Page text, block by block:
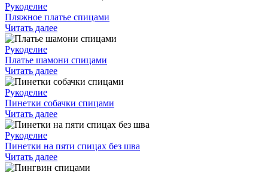
Рукоделие
Пляжное платье спицами
Читать далее
Рукоделие
Платье шамони спицами
Читать далее
Рукоделие
Пинетки собачки спицами
Читать далее
Рукоделие
Пинетки на пяти спицах без шва
Читать далее